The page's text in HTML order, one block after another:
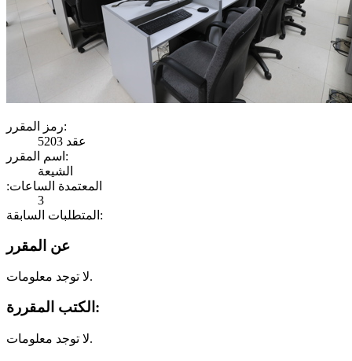
رمز المقرر:
عقد 5203
اسم المقرر:
الشيعة
:المعتمدة الساعات
3
المتطلبات السابقة:
عن المقرر
لا توجد معلومات.
الكتب المقررة:
لا توجد معلومات.